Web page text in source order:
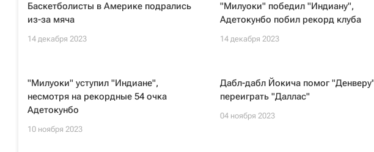
Баскетболисты в Америке подрались
из-за мяча
14 декабря 2023
"Милуоки" победил "Индиану",
Адетокунбо побил рекорд клуба
14 декабря 2023
"Милуоки" уступил "Индиане",
несмотря на рекордные 54 очка
Адетокунбо
10 ноября 2023
Дабл-дабл Йокича помог "Денверу"
переиграть "Даллас"
04 ноября 2023